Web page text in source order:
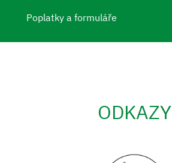
Poplatky a formuláře
ODKAZY